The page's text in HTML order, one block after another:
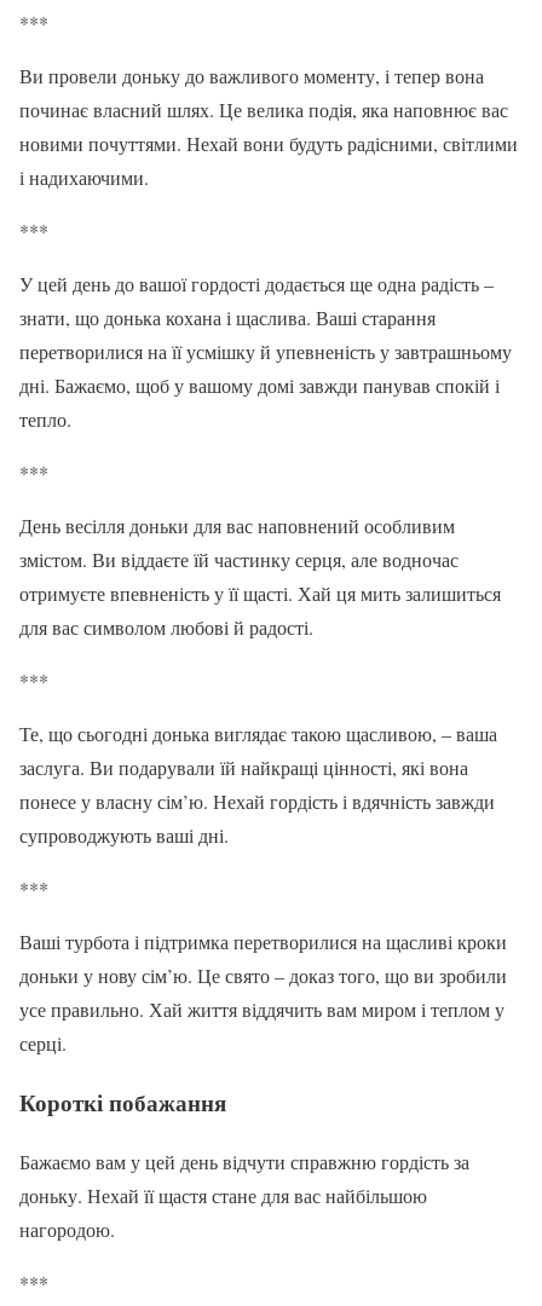
***
Ви провели доньку до важливого моменту, і тепер вона
починає власний шлях. Це велика подія, яка наповнює вас
новими почуттями. Нехай вони будуть радісними, світлими
і надихаючими.
***
У цей день до вашої гордості додається ще одна радість –
знати, що донька кохана і щаслива. Ваші старання
перетворилися на її усмішку й упевненість у завтрашньому
дні. Бажаємо, щоб у вашому домі завжди панував спокій і
тепло.
***
День весілля доньки для вас наповнений особливим
змістом. Ви віддаєте їй частинку серця, але водночас
отримуєте впевненість у її щасті. Хай ця мить залишиться
для вас символом любові й радості.
***
Те, що сьогодні донька виглядає такою щасливою, – ваша
заслуга. Ви подарували їй найкращі цінності, які вона
понесе у власну сім’ю. Нехай гордість і вдячність завжди
супроводжують ваші дні.
***
Ваші турбота і підтримка перетворилися на щасливі кроки
доньки у нову сім’ю. Це свято – доказ того, що ви зробили
усе правильно. Хай життя віддячить вам миром і теплом у
серці.
Короткі побажання
Бажаємо вам у цей день відчути справжню гордість за
доньку. Нехай її щастя стане для вас найбільшою
нагородою.
***